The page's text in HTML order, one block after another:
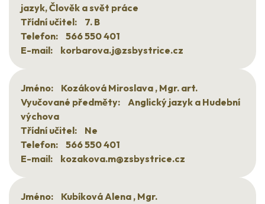
jazyk, Člověk a svět práce
Třídní učitel:
7. B
Telefon:
566 550 401
E-mail:
korbarova.j@zsbystrice.cz
Jméno:
Kozáková Miroslava , Mgr. art.
Vyučované předměty:
Anglický jazyk a Hudební
výchova
Třídní učitel:
Ne
Telefon:
566 550 401
E-mail:
kozakova.m@zsbystrice.cz
Jméno:
Kubíková Alena , Mgr.